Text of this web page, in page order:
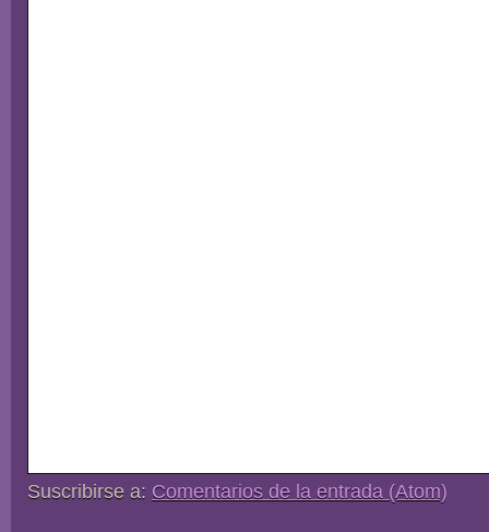
Suscribirse a: Comentarios de la entrada (Atom)